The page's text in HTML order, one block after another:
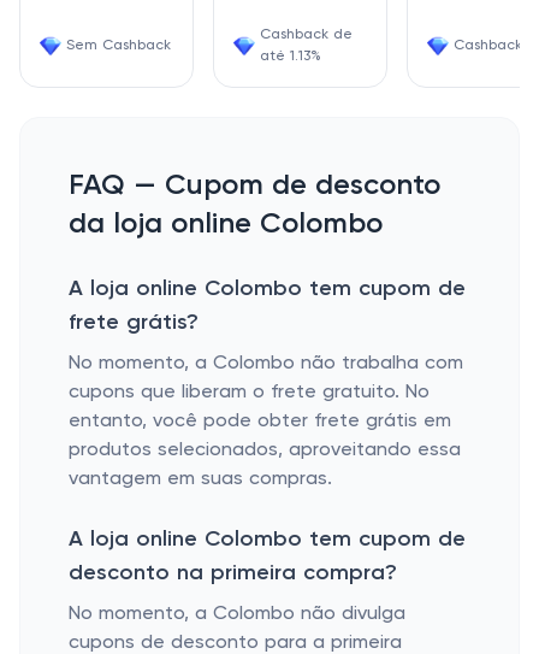
Sem Cashback
Cashback de
até 1.13%
Cashback
FAQ — Cupom de desconto
da loja online Colombo
A loja online Colombo tem cupom de
frete grátis?
No momento, a Colombo não trabalha com
cupons que liberam o frete gratuito. No
entanto, você pode obter frete grátis em
produtos selecionados, aproveitando essa
vantagem em suas compras.
A loja online Colombo tem cupom de
desconto na primeira compra?
No momento, a Colombo não divulga
cupons de desconto para a primeira